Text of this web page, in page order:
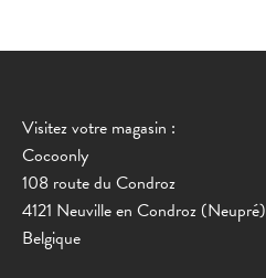
Visitez votre magasin :
Cocoonly
108 route du Condroz
4121 Neuville en Condroz (Neupré)
Belgique